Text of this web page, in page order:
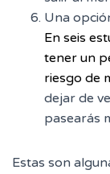
Una
En seis
tener un
riesgo de
dejar de
pasearás
Estas son